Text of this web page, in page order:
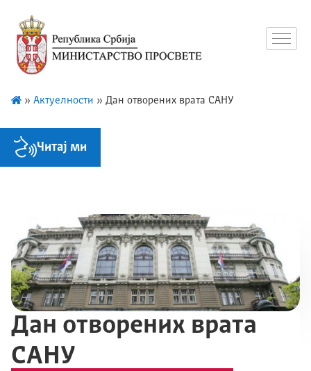
» Актуелности » Дан отворених врата САНУ
Читај ми
Дан отворених врата
САНУ